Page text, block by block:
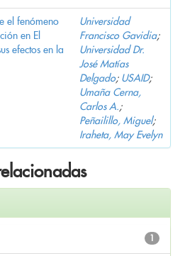
el fenómeno
en El
efectos en la
Universidad
Francisco Gavidia;
Universidad Dr.
José Matías
Delgado; USAID;
Umaña Cerna,
Carlos A.;
Peñailillo, Miguel;
Iraheta, May Evelyn
1